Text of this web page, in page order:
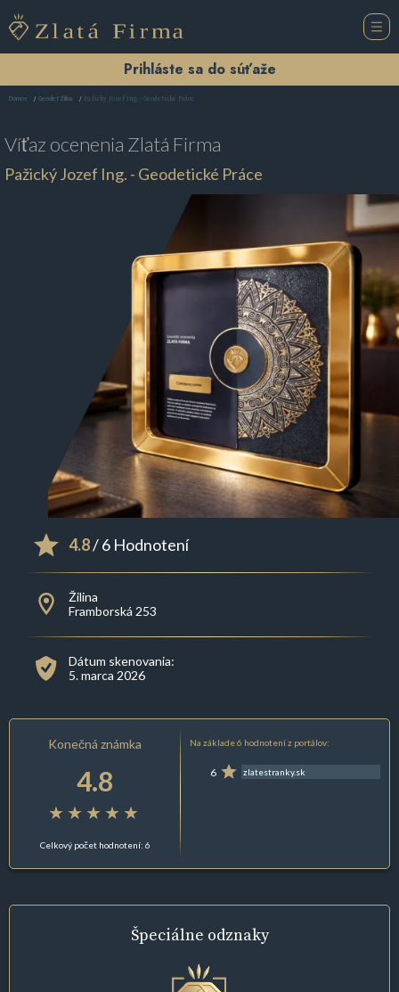
Prihláste sa do súťaže
Domov Geodet Žilina Pažický Jozef Ing. - Geodetické Práce
Víťaz ocenenia Zlatá Firma
Pažický Jozef Ing. - Geodetické Práce
4.8/ 6 Hodnotení
Žilina
Framborská 253
Dátum skenovania:
5. marca 2026
Konečná známka
4.8
Celkový počet hodnotení: 6
Na základe 6 hodnotení z portálov:
6 zlatestranky.sk
Špeciálne odznaky